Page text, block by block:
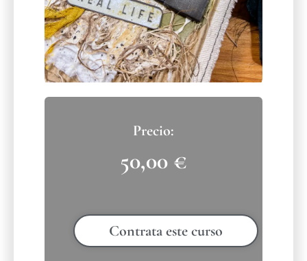
50,00 €
Contrata este curso